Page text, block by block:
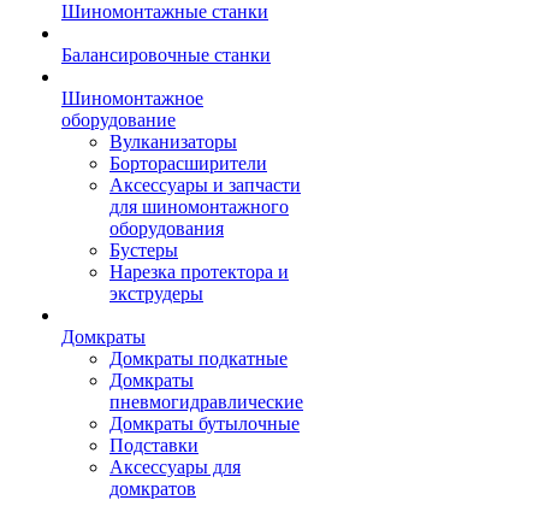
Шиномонтажные станки
Балансировочные станки
Шиномонтажное
оборудование
Вулканизаторы
Борторасширители
Аксессуары и запчасти
для шиномонтажного
оборудования
Бустеры
Нарезка протектора и
экструдеры
Домкраты
Домкраты подкатные
Домкраты
пневмогидравлические
Домкраты бутылочные
Подставки
Аксессуары для
домкратов